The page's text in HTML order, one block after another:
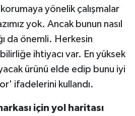
yönelik çalışmalar
yok. Ancak bunun nasıl
da önemli. Herkesin
ihtiyacı var. En yüksek
ürünü elde edip bunu iyi
ifadelerini kullandı.
için yol haritası